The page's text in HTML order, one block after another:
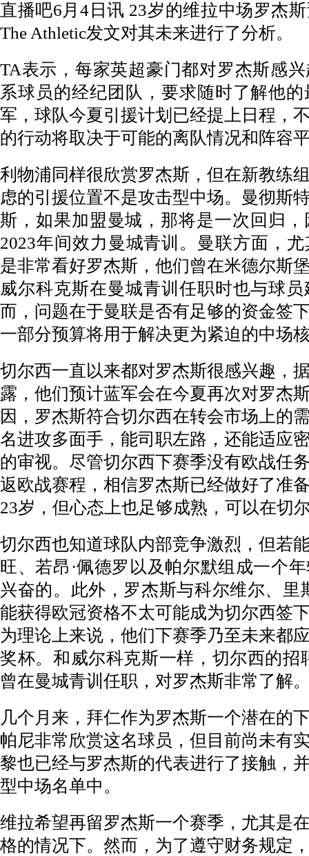
直播吧6月4日讯 23岁的维拉中场罗杰
The Athletic发文对其未来进行了分析。
TA表示，每家英超豪门都对罗杰斯感
系球员的经纪团队，要求随时了解他
军，球队今夏引援计划已经提上日程，
的行动将取决于可能的离队情况和阵容
利物浦同样很欣赏罗杰斯，但在新教练
虑的引援位置不是攻击型中场。曼彻斯
斯，如果加盟曼城，那将是一次回归
2023年间效力曼城青训。曼联方面，
是非常看好罗杰斯，他们曾在米德尔斯
威尔科克斯在曼城青训任职时也与球
而，问题在于曼联是否有足够的资金签
一部分预算将用于解决更为紧迫的中场
切尔西一直以来都对罗杰斯很感兴趣，
露，他们预计蓝军会在今夏再次对罗杰
因，罗杰斯符合切尔西在转会市场上的
名进攻多面手，能司职左路，还能适应
的审视。尽管切尔西下赛季没有欧战任
返欧战赛程，相信罗杰斯已经做好了准
23岁，但心态上也足够成熟，可以在切
切尔西也知道球队内部竞争激烈，但若
旺、若昂·佩德罗以及帕尔默组成一个
兴奋的。此外，罗杰斯与科尔维尔、里
能获得欧冠资格不太可能成为切尔西签
为理论上来说，他们下赛季乃至未来都
奖杯。和威尔科克斯一样，切尔西的招
曾在曼城青训任职，对罗杰斯非常了解
几个月来，拜仁作为罗杰斯一个潜在的
帕尼非常欣赏这名球员，但目前尚未有
黎也已经与罗杰斯的代表进行了接触，
型中场名单中。
维拉希望再留罗杰斯一个赛季，尤其是
格的情况下。然而，为了遵守财务规定